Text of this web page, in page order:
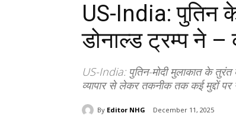
US-India: पुतिन के
डोनाल्ड ट्रम्प ने –
US-India: पुतिन-मोदी मुलाकात के तुरंत
व्यापार से लेकर तकनीक तक कई मुद्दों पर
By Editor NHG December 11, 2025